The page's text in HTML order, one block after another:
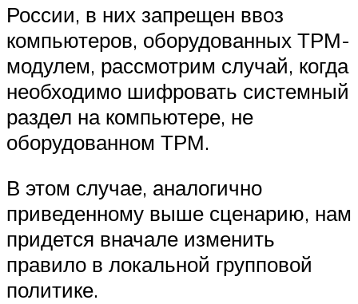
России, в них запрещен ввоз
компьютеров, оборудованных ТРМ-
модулем, рассмотрим случай, когда
необходимо шифровать системный
раздел на компьютере, не
оборудованном ТРМ.
В этом случае, аналогично
приведенному выше сценарию, нам
придется вначале изменить
правило в локальной групповой
политике.